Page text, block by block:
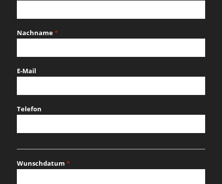
Nachname*
E-Mail
Telefon
Wunschdatum *